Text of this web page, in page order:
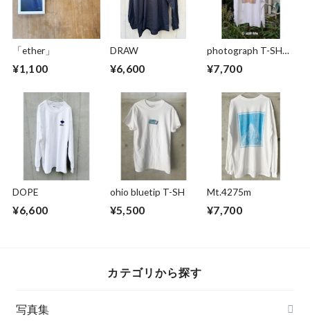
「ether」
¥1,100
DRAW
¥6,600
photograph T-SH
¥7,700
DOPE
¥6,600
ohio bluetip T-SH
¥5,500
Mt.4275m
¥7,700
カテゴリから探す
写真集